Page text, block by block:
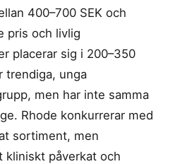
400–700 SEK och
pris och livlig
placerar sig i 200–350
trendiga, unga
men har inte samma
Rhode konkurrerar med
sortiment, men
kliniskt påverkat och